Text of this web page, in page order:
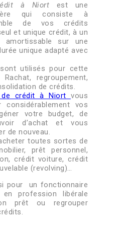
à Niort est une
qui consiste à
de vos crédits
et unique crédit, à un
amortissable sur une
unique adapté avec
utilisés pour cette
regroupement,
de crédits.
de crédit à Niort vous
vos
votre budget, de
d’achat et vous
de nouveau.
toutes sortes de
prêt personnel,
crédit voiture, crédit
(revolving)…
pour un fonctionnaire
profession libérale
prêt ou regrouper